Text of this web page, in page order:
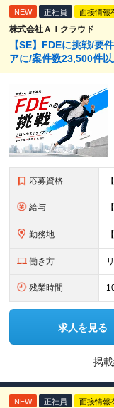
NEW 正社員 面接情報
株式会社ＡＩクラウド
【SE】FDEに挑戦/要
アに/案件数23,500件
応募資格
給与
勤務地
働き方
残業時間
求人を見る
掲
NEW 正社員 面接情報